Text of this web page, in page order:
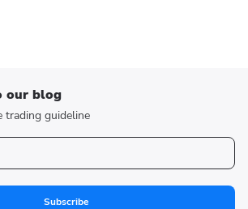
our blog
trading guideline
Subscribe